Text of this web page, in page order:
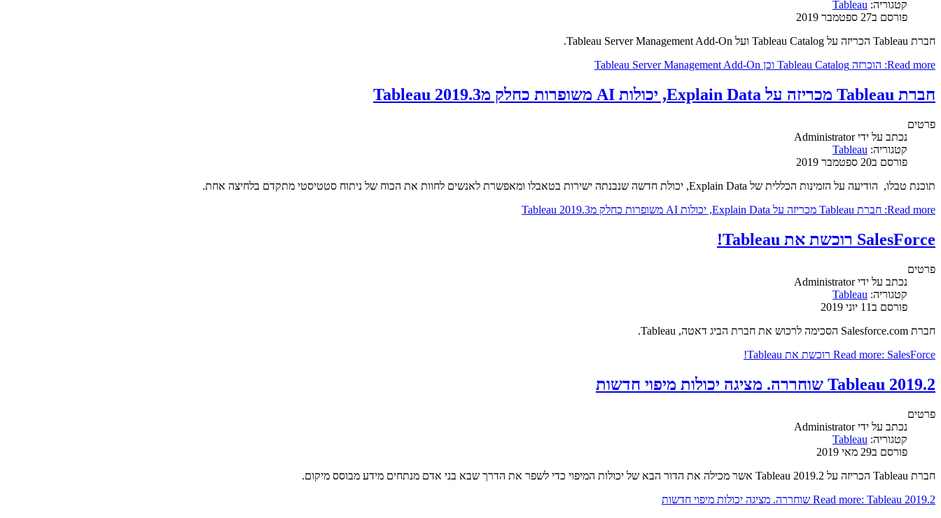
קטגוריה: Tableau
פורסם ב27 ספטמבר 2019
חברת Tableau הכריזה על Tableau Catalog ועל Tableau Server Management Add-On.
Read more: הוכרזה Tableau Catalog וכן Tableau Server Management Add-On
חברת Tableau מכריזה על Explain Data, יכולות AI משופרות כחלק מTableau 2019.3
פרטים
נכתב על ידיAdministrator
קטגוריה: Tableau
פורסם ב20 ספטמבר 2019
תוכנת טבלו, הודיעה על הזמינות הכללית של Explain Data, יכולת חדשה שנבנתה ישירות בטאבלו ומאפשרת לאנשים לחוות את הכוח של ניתוח סטטיסטי מתקדם בלחיצה אחת.
Read more: חברת Tableau מכריזה על Explain Data, יכולות AI משופרות כחלק מTableau 2019.3
SalesForce רוכשת את Tableau!
פרטים
נכתב על ידיAdministrator
קטגוריה: Tableau
פורסם ב11 יוני 2019
חברת Salesforce.com הסכימה לרכוש את חברת הביג דאטה, Tableau.
Read more: SalesForce רוכשת את Tableau!
Tableau 2019.2 שוחררה. מציגה יכולות מיפוי חדשות
פרטים
נכתב על ידיAdministrator
קטגוריה: Tableau
פורסם ב29 מאי 2019
חברת Tableau הכריזה על Tableau 2019.2 אשר מכילה את הדור הבא של יכולות המיפוי כדי לשפר את הדרך שבא בני אדם מנתחים מידע מבוסס מיקום.
Read more: Tableau 2019.2 שוחררה. מציגה יכולות מיפוי חדשות